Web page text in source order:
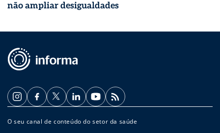
não ampliar desigualdades
O seu canal de conteúdo do setor da saúde